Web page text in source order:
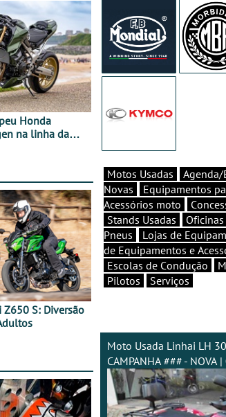
Honda
na linha da
Z650 S: Diversão
Motos Usadas Agenda/
Novas
Equipamentos
Acessórios moto
Stands Usadas
Pneus
Lojas de
de Equipamentos e
Escolas de Condução
Pilotos
Serviços
Moto Usada Linhai LH
CAMPANHA ### - NOVA